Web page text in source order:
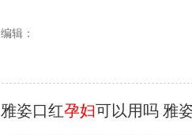
编辑：
雅姿口红孕妇可以用吗 雅